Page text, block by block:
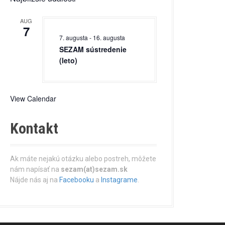
AUG
7 7. augusta - 16. augusta
SEZAM sústredenie
(leto)
View Calendar
Kontakt
Ak máte nejakú otázku alebo postreh, môžete
nám napísať na sezam(at)sezam.sk
Nájde nás aj na Facebooku a Instagrame